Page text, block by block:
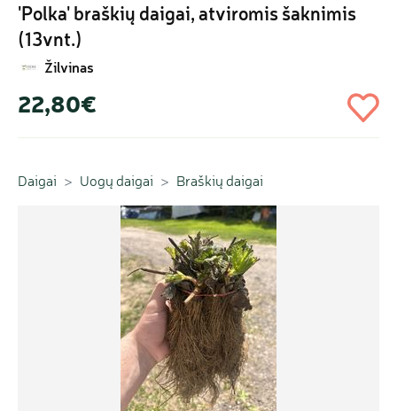
'Polka' braškių daigai, atviromis šaknimis
(13vnt.)
Žilvinas
22,80€
Daigai Uogų daigai Braškių daigai